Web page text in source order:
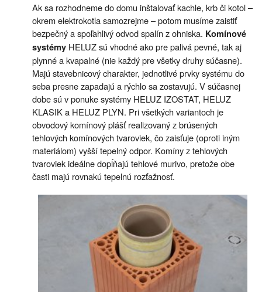
Ak sa rozhodneme do domu inštalovať kachle, krb či kotol –
okrem elektrokotla samozrejme – potom musíme zaistiť
bezpečný a spoľahlivý odvod spalín z ohniska. Komínové
systémy HELUZ sú vhodné ako pre palivá pevné, tak aj
plynné a kvapalné (nie každý pre všetky druhy súčasne).
Majú stavebnicový charakter, jednotlivé prvky systému do
seba presne zapadajú a rýchlo sa zostavujú. V súčasnej
dobe sú v ponuke systémy HELUZ IZOSTAT, HELUZ
KLASIK a HELUZ PLYN. Pri všetkých variantoch je
obvodový komínový plášť realizovaný z brúsených
tehlových komínových tvaroviek, čo zaisťuje (oproti iným
materiálom) vyšší tepelný odpor. Komíny z tehlových
tvaroviek ideálne dopĺňajú tehlové murivo, pretože obe
časti majú rovnakú tepelnú rozťažnosť.